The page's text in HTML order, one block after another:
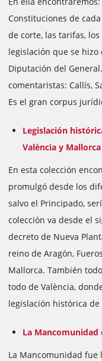
Constituciones de
de corte, las tarifas,
legislación que se hizo
Diputación del
comentaristas: Callís,
Es el gran corpus
Legislación
València y Mallorca
En esta colección
promulgó desde los
salvo el Principado,
colección va desde el
decreto de Nueva
reino de Aragón,
Mallorca. También
todo de València,
legislación histórica
La Mancomunidad
La Mancomunidad